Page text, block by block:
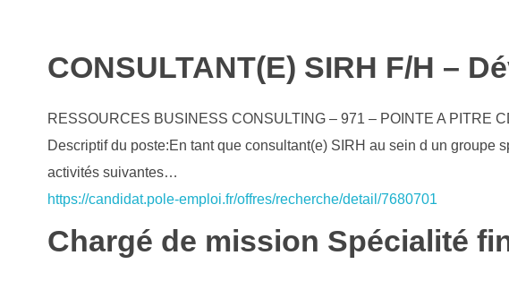
CONSULTANT(E) SIRH F/H –
RESSOURCES BUSINESS CONSULTING – 971 – POINTE A PITRE
Descriptif du poste:En tant que consultant(e) SIRH au sein d un
activités suivantes…
https://candidat.pole-emploi.fr/offres/recherche/detail/7680701
Chargé de mission Spécialité